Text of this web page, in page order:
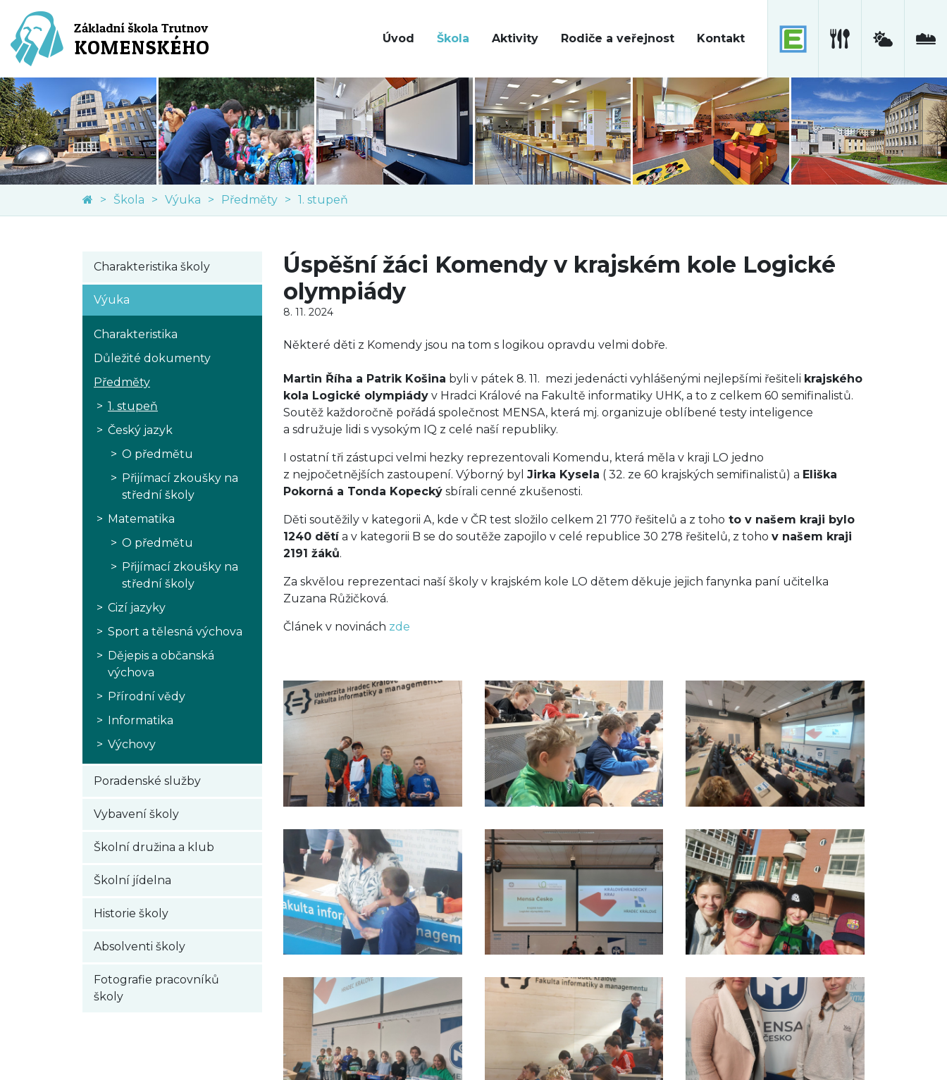
Úvod Škola Aktivity Rodiče a veřejnost Kontakt
Škola Výuka Předměty 1. stupeň
Charakteristika školy
Výuka
Charakteristika
Důležité dokumenty
Předměty
1. stupeň
Český jazyk
O předmětu
Přijímací zkoušky na
střední školy
Matematika
O předmětu
Přijímací zkoušky na
střední školy
Cizí jazyky
Sport a tělesná výchova
Dějepis a občanská
výchova
Přírodní vědy
Informatika
Výchovy
Poradenské služby
Vybavení školy
Školní družina a klub
Školní jídelna
Historie školy
Absolventi školy
Fotografie pracovníků
školy
Úspěšní žáci Komendy v krajském kole Logické
olympiády
8. 11. 2024
Některé děti z Komendy jsou na tom s logikou opravdu velmi dobře.
Martin Říha a Patrik Košina byli v pátek 8. 11. mezi jedenácti vyhlášenými nejlepšími řešiteli krajského
kola Logické olympiády v Hradci Králové na Fakultě informatiky UHK, a to z celkem 60 semifinalistů.
Soutěž každoročně pořádá společnost MENSA, která mj. organizuje oblíbené testy inteligence
a sdružuje lidi s vysokým IQ z celé naší republiky.
I ostatní tři zástupci velmi hezky reprezentovali Komendu, která měla v kraji LO jedno
z nejpočetnějších zastoupení. Výborný byl Jirka Kysela ( 32. ze 60 krajských semifinalistů) a Eliška
Pokorná a Tonda Kopecký sbírali cenné zkušenosti.
Děti soutěžily v kategorii A, kde v ČR test složilo celkem 21 770 řešitelů a z toho to v našem kraji bylo
1240 dětía v kategorii B se do soutěže zapojilo v celé republice 30 278 řešitelů, z toho v našem kraji
2191 žáků.
Za skvělou reprezentaci naší školy v krajském kole LO dětem děkuje jejich fanynka paní učitelka
Zuzana Růžičková.
Článek v novinách zde